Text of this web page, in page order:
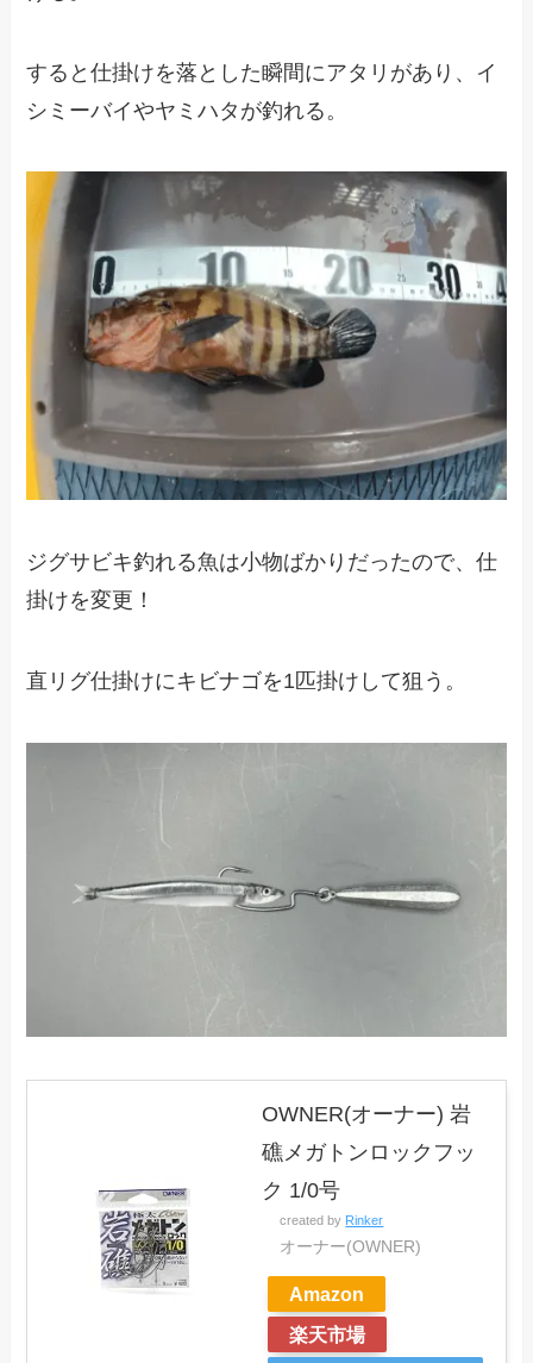
すると仕掛けを落とした瞬間にアタリがあり、イ
シミーバイやヤミハタが釣れる。
ジグサビキ釣れる魚は小物ばかりだったので、仕
掛けを変更！
直リグ仕掛けにキビナゴを1匹掛けして狙う。
OWNER(オーナー) 岩
礁メガトンロックフッ
ク 1/0号
created by Rinker
オーナー(OWNER)
Amazon
楽天市場